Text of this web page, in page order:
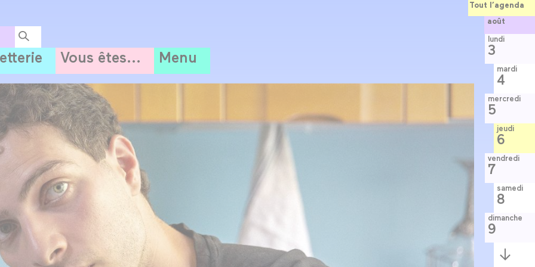
Vous êtes... Menu
Tout l’agenda
août
lundi
3
mardi
4
mercredi
5
jeudi
6
vendredi
7
samedi
8
dimanche
9
Semaine
suivante